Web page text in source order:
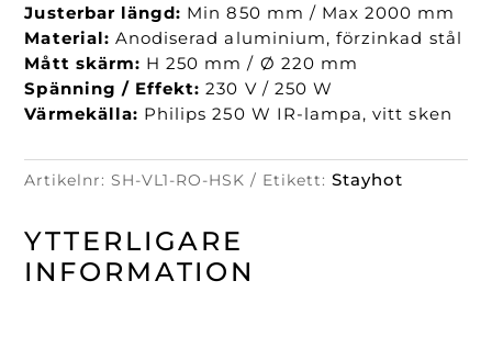
Justerbar längd: Min 850 mm / Max 2000 mm
Material: Anodiserad aluminium, förzinkad stål
Mått skärm: H 250 mm / Ø 220 mm
Spänning / Effekt: 230 V / 250 W
Värmekälla: Philips 250 W IR-lampa, vitt sken
Artikelnr:SH-VL1-RO-HSK Etikett: Stayhot
YTTERLIGARE
INFORMATION